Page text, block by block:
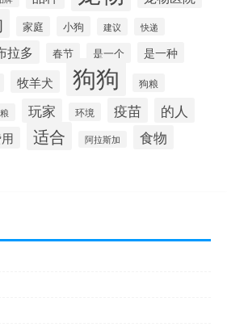
家庭 小狗 建议 快递
拉多 春节 是一个 是一种
牧羊犬 狗狗 狗粮
玩家 环境 疫苗 的人
适合 阿拉斯加 食物